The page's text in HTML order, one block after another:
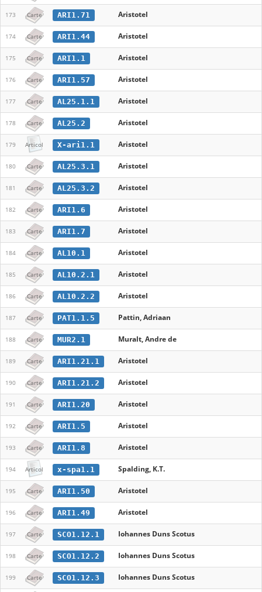
173 Carte ARI1.71 Aristotel
174 Carte ARI1.44 Aristotel
175 Carte ARI1.1 Aristotel
176 Carte ARI1.57 Aristotel
177 Carte AL25.1.1 Aristotel
178 Carte AL25.2 Aristotel
179 Articol X-ari1.1 Aristotel
180 Carte AL25.3.1 Aristotel
181 Carte AL25.3.2 Aristotel
182 Carte ARI1.6 Aristotel
183 Carte ARI1.7 Aristotel
184 Carte AL10.1 Aristotel
185 Carte AL10.2.1 Aristotel
186 Carte AL10.2.2 Aristotel
187 Carte PAT1.1.5 Pattin, Adriaan
188 Carte MUR2.1 Muralt, Andre de
189 Carte ARI1.21.1 Aristotel
190 Carte ARI1.21.2 Aristotel
191 Carte ARI1.20 Aristotel
192 Carte ARI1.5 Aristotel
193 Carte ARI1.8 Aristotel
194 Articol x-spa1.1 Spalding, K.T.
195 Carte ARI1.50 Aristotel
196 Carte ARI1.49 Aristotel
197 Carte SCO1.12.1 Iohannes Duns Scotus
198 Carte SCO1.12.2 Iohannes Duns Scotus
199 Carte SCO1.12.3 Iohannes Duns Scotus